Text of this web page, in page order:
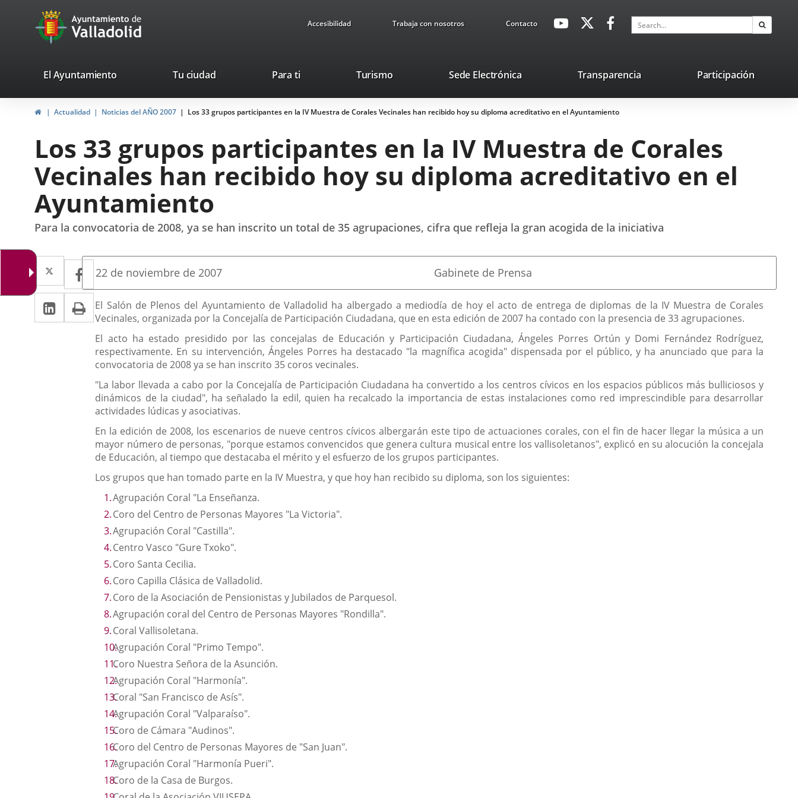
Portal
Web
Ayuntamiento
de
Accesibilidad Trabaja con nosotros ContactoavaHeaderSocial
Link
Link
application.
application.
Search
valladolid.es
El Ayuntamiento Tu ciudad Para ti TurismoThis
will
open
pop-
window.
Sede ElectrónicaLink
external
application.
Transparencia Participación
HomeActualidad Noticias del AÑO 2007 Los 33 grupos participantes en la IV Muestra de Corales Vecinales han recibido hoy su diploma acreditativo en el Ayuntamiento
Los 33 grupos participantes en la IV Muestra de Corales
Vecinales han recibido hoy su diploma acreditativo en el
Ayuntamiento
Para la convocatoria de 2008, ya se han inscrito un total de 35 agrupaciones, cifra que refleja la gran acogida de la iniciativa
Twitter
Enlace
a
una
aplicación
externa.
Facebook
Enlace
a
una
aplicación
externa.
Linkedin
Enlace
a
aplicación
externa.
Print
Fecha
la
noticia
22 de noviembre de 2007 Fuente
la
noticia
Gabinete de Prensa
Descripción
El Salón de Plenos del Ayuntamiento de Valladolid ha albergado a mediodía de hoy el acto de entrega de diplomas de la IV Muestra de Corales
Vecinales, organizada por la Concejalía de Participación Ciudadana, que en esta edición de 2007 ha contado con la presencia de 33 agrupaciones.
El acto ha estado presidido por las concejalas de Educación y Participación Ciudadana, Ángeles Porres Ortún y Domi Fernández Rodríguez,
respectivamente. En su intervención, Ángeles Porres ha destacado "la magnífica acogida" dispensada por el público, y ha anunciado que para la
convocatoria de 2008 ya se han inscrito 35 coros vecinales.
"La labor llevada a cabo por la Concejalía de Participación Ciudadana ha convertido a los centros cívicos en los espacios públicos más bulliciosos y
dinámicos de la ciudad", ha señalado la edil, quien ha recalcado la importancia de estas instalaciones como red imprescindible para desarrollar
actividades lúdicas y asociativas.
En la edición de 2008, los escenarios de nueve centros cívicos albergarán este tipo de actuaciones corales, con el fin de hacer llegar la música a un
mayor número de personas, "porque estamos convencidos que genera cultura musical entre los vallisoletanos", explicó en su alocución la concejala
de Educación, al tiempo que destacaba el mérito y el esfuerzo de los grupos participantes.
Los grupos que han tomado parte en la IV Muestra, y que hoy han recibido su diploma, son los siguientes:
Agrupación Coral "La Enseñanza.
Coro del Centro de Personas Mayores "La Victoria".
Agrupación Coral "Castilla".
Centro Vasco "Gure Txoko".
Coro Santa Cecilia.
Coro Capilla Clásica de Valladolid.
Coro de la Asociación de Pensionistas y Jubilados de Parquesol.
Agrupación coral del Centro de Personas Mayores "Rondilla".
Coral Vallisoletana.
Agrupación Coral "Primo Tempo".
Coro Nuestra Señora de la Asunción.
Agrupación Coral "Harmonía".
Coral "San Francisco de Asís".
Agrupación Coral "Valparaíso".
Coro de Cámara "Audinos".
Coro del Centro de Personas Mayores de "San Juan".
Agrupación Coral "Harmonía Pueri".
Coro de la Casa de Burgos.